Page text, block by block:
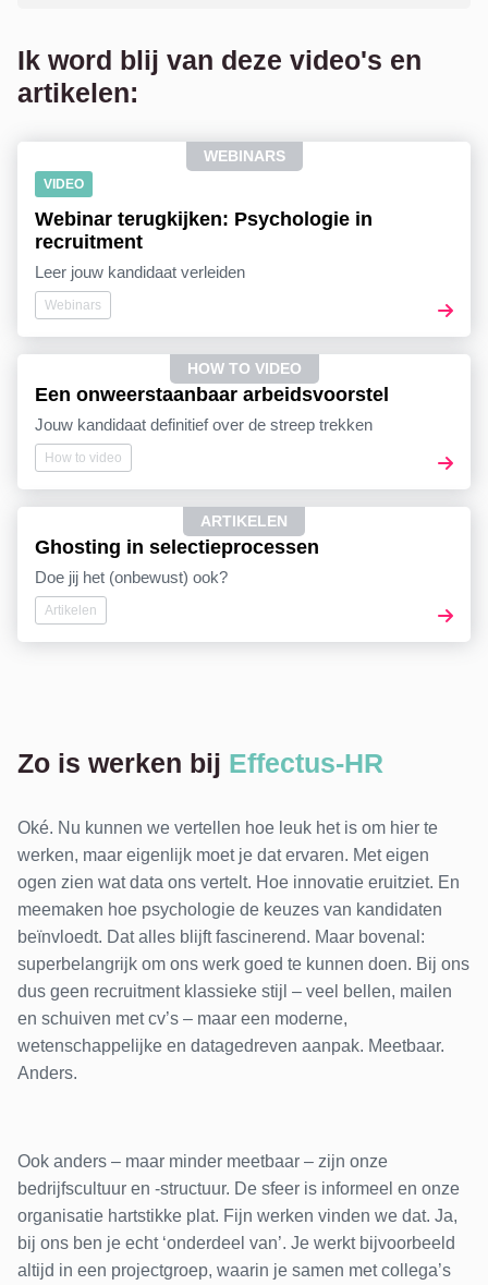
Ik word blij van deze video's en
artikelen:
WEBINARS
VIDEO
Webinar terugkijken: Psychologie in
recruitment
Leer jouw kandidaat verleiden
Webinars
HOW TO VIDEO
Een onweerstaanbaar arbeidsvoorstel
Jouw kandidaat definitief over de streep trekken
How to video
ARTIKELEN
Ghosting in selectieprocessen
Doe jij het (onbewust) ook?
Artikelen
Zo is werken bij Effectus-HR
Oké. Nu kunnen we vertellen hoe leuk het is om hier te
werken, maar eigenlijk moet je dat ervaren. Met eigen
ogen zien wat data ons vertelt. Hoe innovatie eruitziet. En
meemaken hoe psychologie de keuzes van kandidaten
beïnvloedt. Dat alles blijft fascinerend. Maar bovenal:
superbelangrijk om ons werk goed te kunnen doen. Bij ons
dus geen recruitment klassieke stijl – veel bellen, mailen
en schuiven met cv’s – maar een moderne,
wetenschappelijke en datagedreven aanpak. Meetbaar.
Anders.
Ook anders – maar minder meetbaar – zijn onze
bedrijfscultuur en -structuur. De sfeer is informeel en onze
organisatie hartstikke plat. Fijn werken vinden we dat. Ja,
bij ons ben je echt ‘onderdeel van’. Je werkt bijvoorbeeld
altijd in een projectgroep, waarin je samen met collega’s